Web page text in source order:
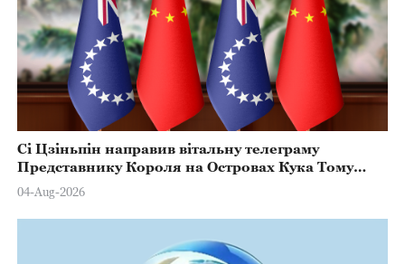
Сі Цзіньпін направив вітальну телеграму
Представнику Короля на Островах Кука Тому
Марстерсу з нагоди Дня Конституції
04-Aug-2026